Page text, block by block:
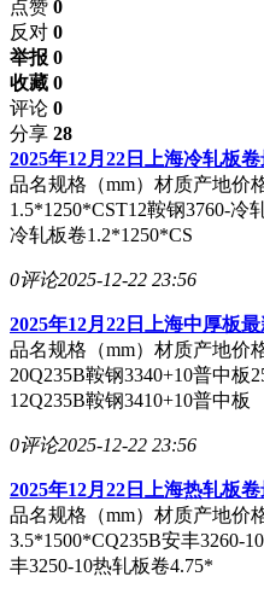
点赞 0
反对 0
举报 0
收藏 0
评论 0
分享 28
2025年12月22日上海冷轧板
品名规格（mm）材质产地价
1.5*1250*CST12鞍钢3760-冷
冷轧板卷1.2*1250*CS
0评论2025-12-22 23:56
2025年12月22日上海中厚板
品名规格（mm）材质产地价
20Q235B鞍钢3340+10普中板
12Q235B鞍钢3410+10普中板
0评论2025-12-22 23:56
2025年12月22日上海热轧板
品名规格（mm）材质产地价
3.5*1500*CQ235B安丰3260-
丰3250-10热轧板卷4.75*